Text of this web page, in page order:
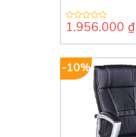
0
of
1.956.000 ₫
-10%